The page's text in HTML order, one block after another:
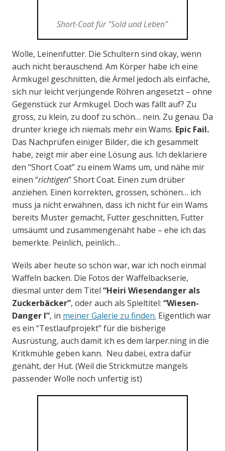
Short-Coat für "Sold und Leben"
Wolle, Leinenfutter. Die Schultern sind okay, wenn
auch nicht berauschend. Am Körper habe ich eine
Armkugel geschnitten, die Ärmel jedoch als einfache,
sich nur leicht verjüngende Röhren angesetzt – ohne
Gegenstück zur Armkugel. Doch was fällt auf? Zu
gross, zu klein, zu doof zu schön… nein. Zu genau. Da
drunter kriege ich niemals mehr ein Wams. Epic Fail.
Das Nachprüfen einiger Bilder, die ich gesammelt
habe, zeigt mir aber eine Lösung aus. Ich deklariere
den “Short Coat” zu einem Wams um, und nähe mir
einen “richtigen” Short Coat. Einen zum drüber
anziehen. Einen korrekten, grossen, schönen… ich
muss ja nicht erwähnen, dass ich nicht für ein Wams
bereits Muster gemacht, Futter geschnitten, Futter
umsäumt und zusammengenäht habe – ehe ich das
bemerkte. Peinlich, peinlich…
Weils aber heute so schön war, war ich noch einmal
Waffeln backen. Die Fotos der Waffelbackserie,
diesmal unter dem Titel “Heiri Wiesendanger als
Zuckerbäcker”, oder auch als Spieltitel: “Wiesen-
Danger I”, in meiner Galerie zu finden. Eigentlich war
es ein “Testlaufprojekt” für die bisherige
Ausrüstung, auch damit ich es dem larper.ning in die
Kritkmühle geben kann. Neu dabei, extra dafür
genäht, der Hut. (Weil die Strickmütze mangels
passender Wolle noch unfertig ist)